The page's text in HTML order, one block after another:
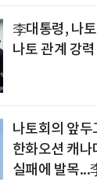
李대통령, 나
나토 관계 강
나토회의 앞
한화오션 캐
실패에 발목...